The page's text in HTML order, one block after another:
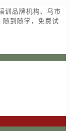
训品牌机构、乌市
随到随学，免费试